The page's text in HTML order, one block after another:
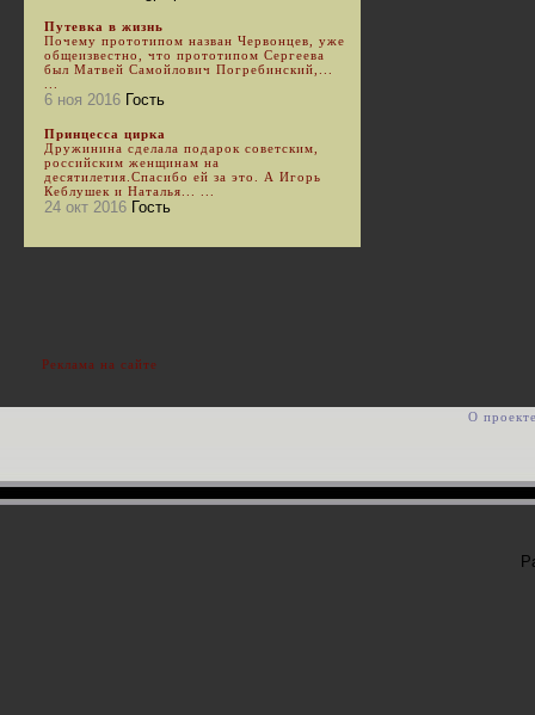
Путевка в жизнь
Почему прототипом назван Червонцев, уже
общеизвестно, что прототипом Сергеева
был Матвей Самойлович Погребинский,...
6 ноя 2016 Гость
Принцесса цирка
Дружинина сделала подарок советским,
российским женщинам на
десятилетия.Спасибо ей за это. А Игорь
Кеблушек и Наталья... ...
24 окт 2016 Гость
Реклама на сайте
О